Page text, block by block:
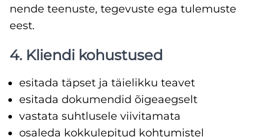
nende teenuste, tegevuste ega tulemuste
eest.
4. Kliendi kohustused
esitada täpset ja täielikku teavet
esitada dokumendid õigeaegselt
vastata suhtlusele viivitamata
osaleda kokkulepitud kohtumistel